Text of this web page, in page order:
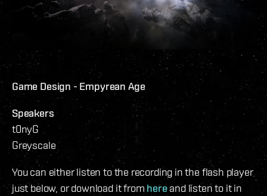
Game Design - Empyrean Age
Speakers
t0nyG
Greyscale
You can either listen to the recording in the flash player
just below, or download it fromhereand listen to it in